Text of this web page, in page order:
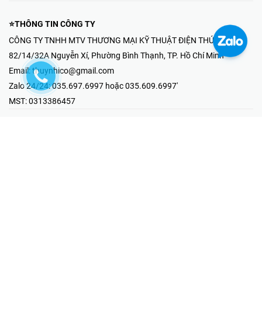
⭐THÔNG TIN CÔNG TY
CÔNG TY TNHH MTV THƯƠNG MẠI KỸ THUẬT ĐIỆN THÚY NHI
82/14/32A Nguyễn Xí, Phường Bình Thạnh, TP. Hồ Chí Minh
Email: thuynhico@gmail.com
Zalo 24/24:035.697.6997 hoặc 035.609.6997'
MST:0313386457